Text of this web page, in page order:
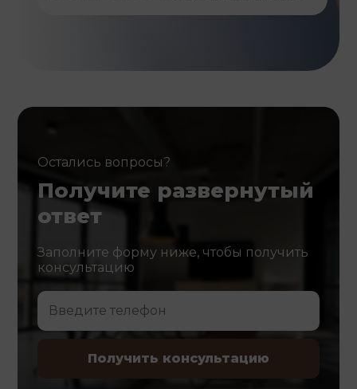
Остались вопросы?
Получите развернутый
ответ
Заполните форму ниже, чтобы получить
консультацию